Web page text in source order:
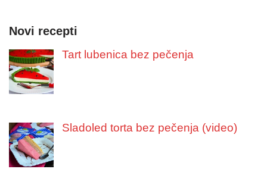
Novi recepti
Tart lubenica bez pečenja
Sladoled torta bez pečenja (video)